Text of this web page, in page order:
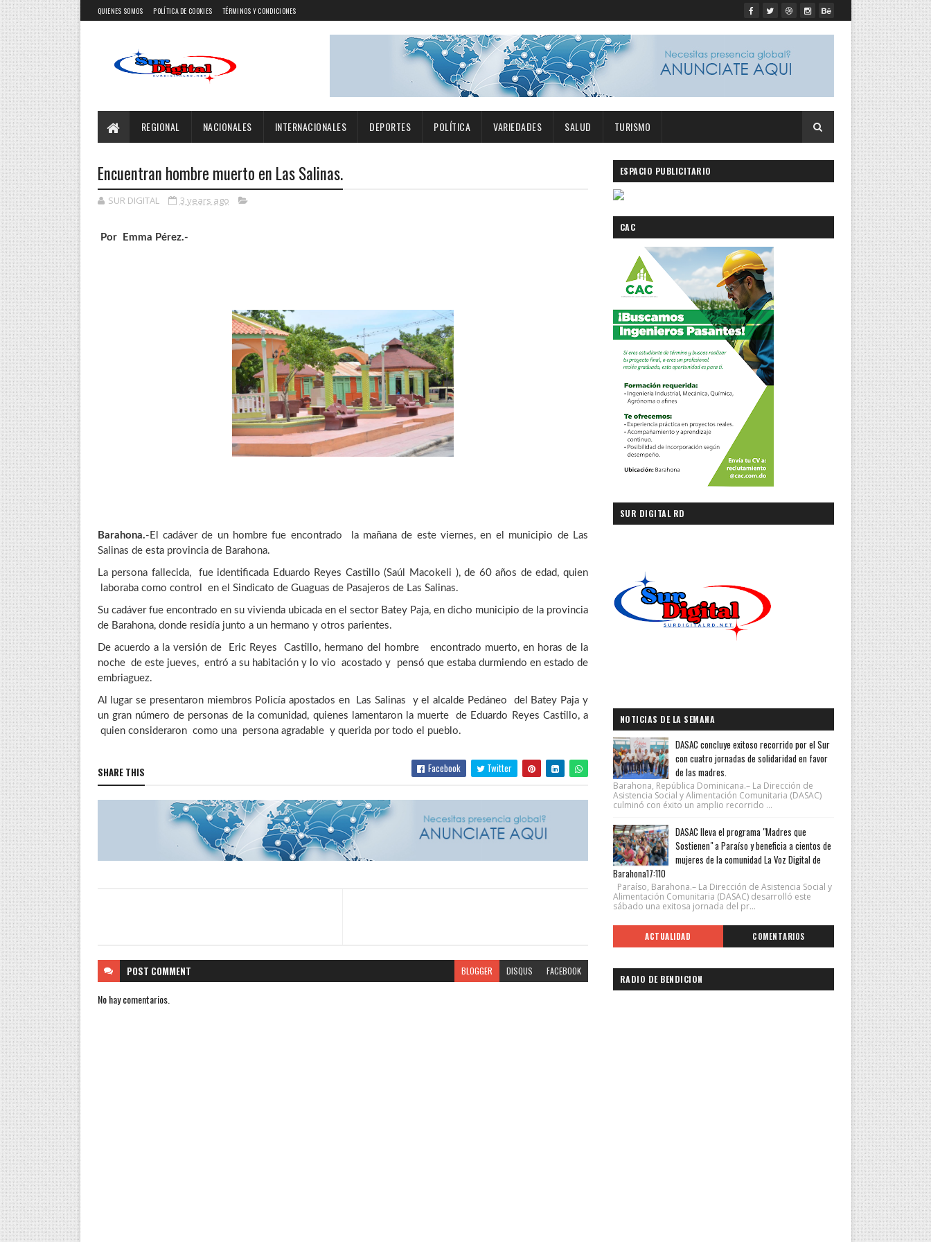
QUIENES SOMOS POLÍTICA DE COOKIES TÉRMINOS Y CONDICIONES
REGIONAL NACIONALES INTERNACIONALES DEPORTES POLÍTICA VARIEDADES SALUD TURISMO
Encuentran hombre muerto en Las Salinas.
SUR DIGITAL 3 years ago
Por Emma Pérez.-
Barahona.-El cadáver de un hombre fue encontrado la mañana de este viernes, en el municipio de Las
Salinas de esta provincia de Barahona.
La persona fallecida, fue identificada Eduardo Reyes Castillo (Saúl Macokeli ), de 60 años de edad, quien
laboraba como control en el Sindicato de Guaguas de Pasajeros de Las Salinas.
Su cadáver fue encontrado en su vivienda ubicada en el sector Batey Paja, en dicho municipio de la provincia
de Barahona, donde residía junto a un hermano y otros parientes.
De acuerdo a la versión de Eric Reyes Castillo, hermano del hombre encontrado muerto, en horas de la
noche de este jueves, entró a su habitación y lo vio acostado y pensó que estaba durmiendo en estado de
embriaguez.
Al lugar se presentaron miembros Policía apostados en Las Salinas y el alcalde Pedáneo del Batey Paja y
un gran número de personas de la comunidad, quienes lamentaron la muerte de Eduardo Reyes Castillo, a
quien consideraron como una persona agradable y querida por todo el pueblo.
SHARE THIS Facebook Twitter
POST COMMENT BLOGGER DISQUS FACEBOOK
No hay comentarios.
ESPACIO PUBLICITARIO
CAC
SUR DIGITAL RD
NOTICIAS DE LA SEMANA
DASAC concluye exitoso recorrido por el Sur
con cuatro jornadas de solidaridad en favor
de las madres.
Barahona, República Dominicana.– La Dirección de
Asistencia Social y Alimentación Comunitaria (DASAC)
culminó con éxito un amplio recorrido ...
DASAC lleva el programa "Madres que
Sostienen" a Paraíso y beneficia a cientos de
mujeres de la comunidad La Voz Digital de
Barahona17:110
Paraíso, Barahona.– La Dirección de Asistencia Social y
Alimentación Comunitaria (DASAC) desarrolló este
sábado una exitosa jornada del pr...
ACTUALIDAD COMENTARIOS
RADIO DE BENDICION